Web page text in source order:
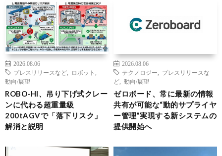
2026.08.06
プレスリリースなど
ロボット
動向/展望
ROBO-HI、吊り下げ式クレー
ンに代わる超重量級
200tAGVで「落下リスク」
解消と説明
2026.08.06
テクノロジー
プレスリリースな
ど
動向/展望
ゼロボード、常に最新の情報
共有が可能な“動的サプライヤ
ー管理”実現する新システムの
提供開始へ